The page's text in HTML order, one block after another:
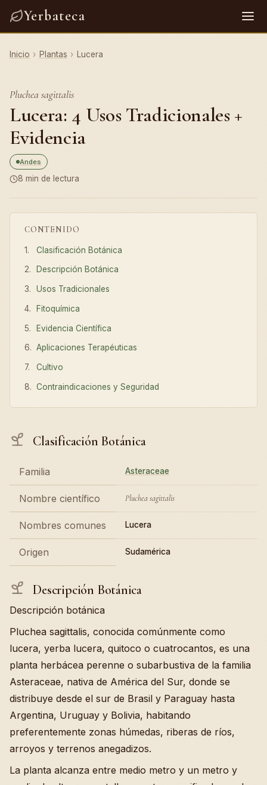
Yerbateca
Inicio › Plantas › Lucera
Pluchea sagittalis
Lucera: 4 Usos Tradicionales +
Evidencia
Andes
8 min de lectura
CONTENIDO
Clasificación Botánica
Descripción Botánica
Usos Tradicionales
Fitoquímica
Evidencia Científica
Aplicaciones Terapéuticas
Cultivo
Contraindicaciones y Seguridad
Clasificación Botánica
Familia Asteraceae
Nombre científico Pluchea sagittalis
Nombres comunes Lucera
Origen Sudamérica
Descripción Botánica
Descripción botánica
Pluchea sagittalis, conocida comúnmente como
lucera, yerba lucera, quitoco o cuatrocantos, es una
planta herbácea perenne o subarbustiva de la familia
Asteraceae, nativa de América del Sur, donde se
distribuye desde el sur de Brasil y Paraguay hasta
Argentina, Uruguay y Bolivia, habitando
preferentemente zonas húmedas, riberas de ríos,
arroyos y terrenos anegadizos.
La planta alcanza entre medio metro y un metro y